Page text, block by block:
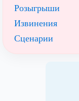
Розыгрыши
Извинения
Сценарии